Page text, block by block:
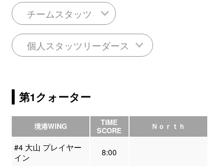
チームスタッツ
個人スタッツリーダース
第1クォーター
境港WING
TIME
SCORE
Ｎｏｒｔｈ
#4 大山 プレイヤー
イン
8:00